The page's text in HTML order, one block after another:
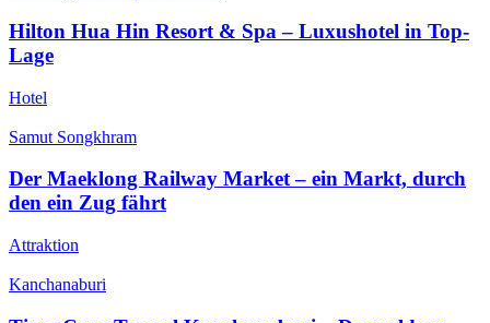
Hilton Hua Hin Resort & Spa – Luxushotel in Top-
Lage
Hotel
Samut Songkhram
Der Maeklong Railway Market – ein Markt, durch
den ein Zug fährt
Attraktion
Kanchanaburi